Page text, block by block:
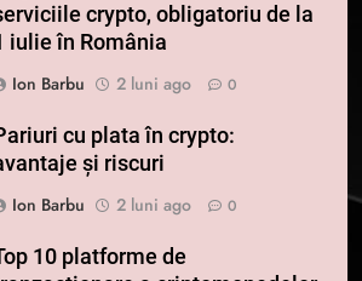
crypto, obligatoriu de la
iulie în România
Ion Barbu
2 luni ago 0
cu plata în crypto:
și riscuri
Ion Barbu
2 luni ago 0
10 platforme de